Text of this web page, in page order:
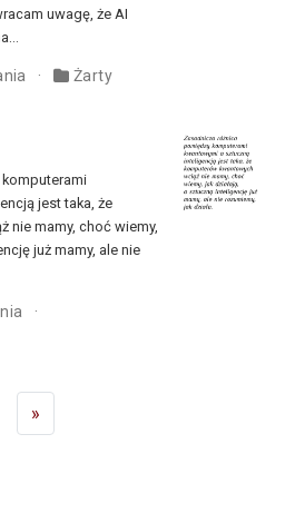
uwagę, że AI
Żarty
jest taka, że
nie mamy, choć wiemy,
już mamy, ale nie
»